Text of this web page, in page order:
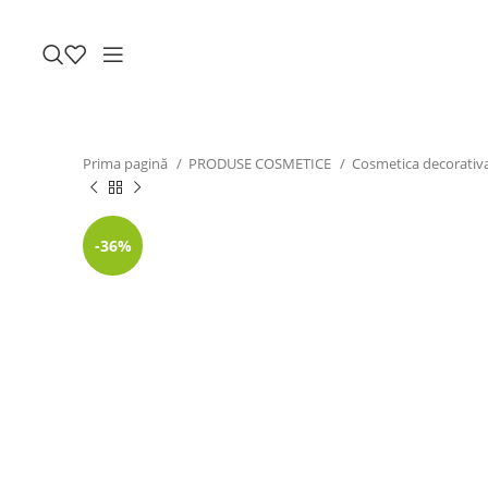
Prima pagină PRODUSE COSMETICE Cosmetica
-36%